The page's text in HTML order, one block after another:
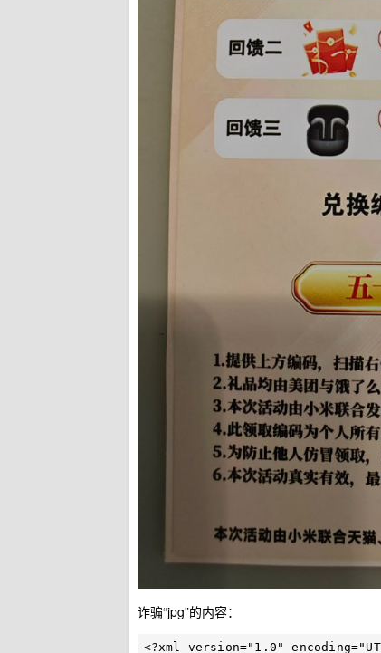
诈骗“jpg”的内容：
<?xml version="1.0"